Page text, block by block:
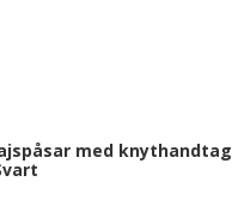
med knythandtag